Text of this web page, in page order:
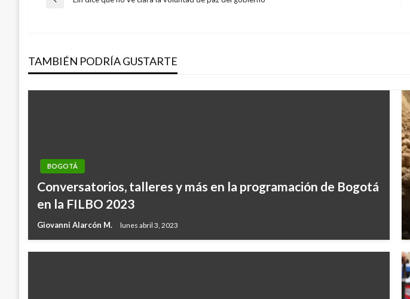
Navegación
entradas
Entrada
TAMBIÉN PODRÍA GUSTARTE
BOGOTÁ
Conversatorios, talleres y más en la programación de Bogotá
en la FILBO 2023
Giovanni Alarcón M. lunes abril 3, 2023